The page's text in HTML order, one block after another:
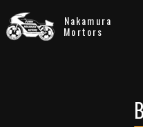
Nakamura
Mortors